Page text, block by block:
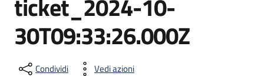
ticket_2024-10-
30T09:33:26.000Z
Condividi Vedi azioni